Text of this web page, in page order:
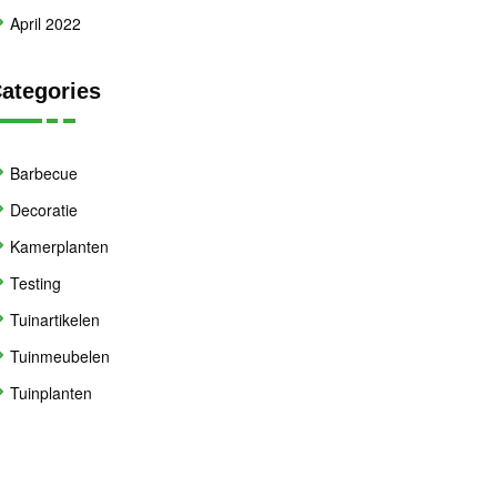
April 2022
Barbecue
Decoratie
Kamerplanten
Testing
Tuinartikelen
Tuinmeubelen
Tuinplanten